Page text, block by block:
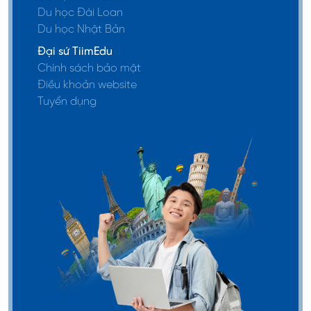
Loại trường: Quốc lập
Địa chỉ: 2-1-1 Katahira, Aoba, Sendai, Miyagi
Học phí/ năm: 535.800 JPY, với ngành luật là
804.000JPY
Website: www.tohoku.ac.jp
Tiền thân của đại học Tohoku trước đây là một
trường Y nên các ngành đào tạo thường hướng
đến các ngành Y khoa, khoa học xã hội,... Trong
đó, các lĩnh vực ngành được đào tạo tại trường
Nha khoa
Khoa học xã hội
Du học Đài Loan
Du học Nhật Bản
Đại sứ TiimEdu
Chính sách bảo mật
Điều khoản website
Tuyển dụng